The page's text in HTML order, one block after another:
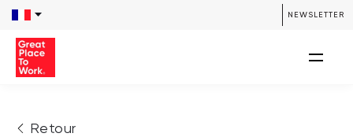
NEWSLETTER
Retour